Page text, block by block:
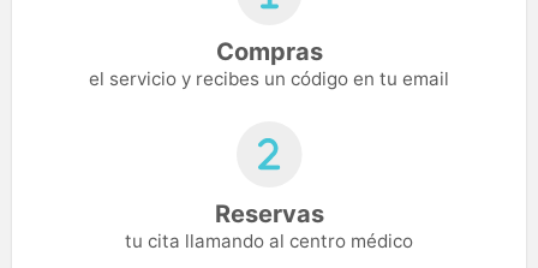
Compras
el servicio y recibes un código en tu email
Reservas
tu cita llamando al centro médico